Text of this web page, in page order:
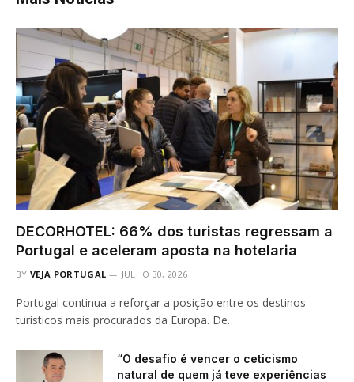
DECORHOTEL: 66% dos turistas regressam a
Portugal e aceleram aposta na hotelaria
BY VEJA PORTUGAL JULHO 30, 2026
Portugal continua a reforçar a posição entre os destinos
turísticos mais procurados da Europa. De…
“O desafio é vencer o ceticismo
natural de quem já teve experiências